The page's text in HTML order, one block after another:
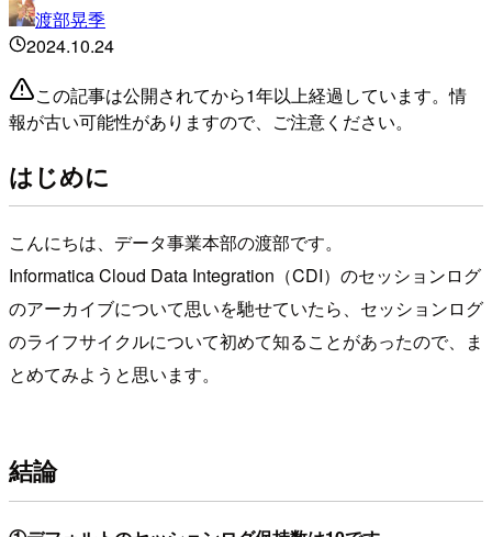
渡部晃季
2024.10.24
この記事は公開されてから1年以上経過しています。情
報が古い可能性がありますので、ご注意ください。
はじめに
こんにちは、データ事業本部の渡部です。
Informatica Cloud Data Integration（CDI）のセッションログ
のアーカイブについて思いを馳せていたら、セッションログ
のライフサイクルについて初めて知ることがあったので、ま
とめてみようと思います。
結論